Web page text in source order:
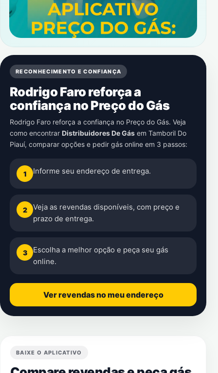
RECONHECIMENTO E CONFIANÇA
Rodrigo Faro reforça a
confiança no Preço do Gás
Rodrigo Faro reforça a confiança no Preço do Gás. Veja
como encontrar Distribuidores De Gás em Tamboril Do
Piauí, comparar opções e pedir gás online em 3 passos:
1 Informe seu endereço de entrega.
2
Veja as revendas disponíveis, com preço e
prazo de entrega.
3
Escolha a melhor opção e peça seu gás
online.
Ver revendas no meu endereço
BAIXE O APLICATIVO